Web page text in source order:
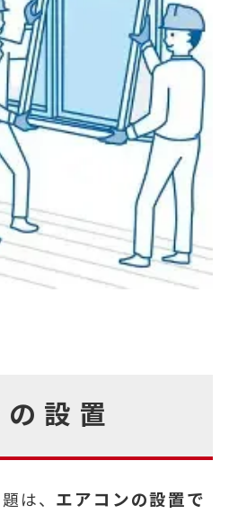
設置
は、 エアコンの設置で